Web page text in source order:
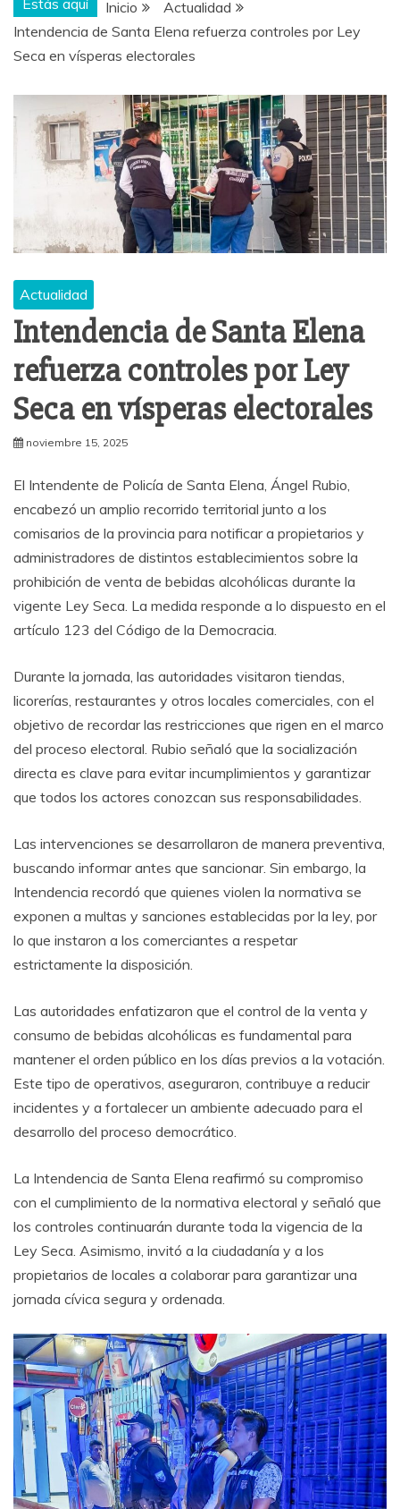
Inicio
Actualidad
Intendencia de Santa Elena refuerza controles por Ley
Seca en vísperas electorales
Actualidad
Intendencia de Santa Elena
refuerza controles por Ley
Seca en vísperas electorales
noviembre 15, 2025
El Intendente de Policía de Santa Elena, Ángel Rubio,
encabezó un amplio recorrido territorial junto a los
comisarios de la provincia para notificar a propietarios y
administradores de distintos establecimientos sobre la
prohibición de venta de bebidas alcohólicas durante la
vigente Ley Seca. La medida responde a lo dispuesto en el
artículo 123 del Código de la Democracia.
Durante la jornada, las autoridades visitaron tiendas,
licorerías, restaurantes y otros locales comerciales, con el
objetivo de recordar las restricciones que rigen en el marco
del proceso electoral. Rubio señaló que la socialización
directa es clave para evitar incumplimientos y garantizar
que todos los actores conozcan sus responsabilidades.
Las intervenciones se desarrollaron de manera preventiva,
buscando informar antes que sancionar. Sin embargo, la
Intendencia recordó que quienes violen la normativa se
exponen a multas y sanciones establecidas por la ley, por
lo que instaron a los comerciantes a respetar
estrictamente la disposición.
Las autoridades enfatizaron que el control de la venta y
consumo de bebidas alcohólicas es fundamental para
mantener el orden público en los días previos a la votación.
Este tipo de operativos, aseguraron, contribuye a reducir
incidentes y a fortalecer un ambiente adecuado para el
desarrollo del proceso democrático.
La Intendencia de Santa Elena reafirmó su compromiso
con el cumplimiento de la normativa electoral y señaló que
los controles continuarán durante toda la vigencia de la
Ley Seca. Asimismo, invitó a la ciudadanía y a los
propietarios de locales a colaborar para garantizar una
jornada cívica segura y ordenada.